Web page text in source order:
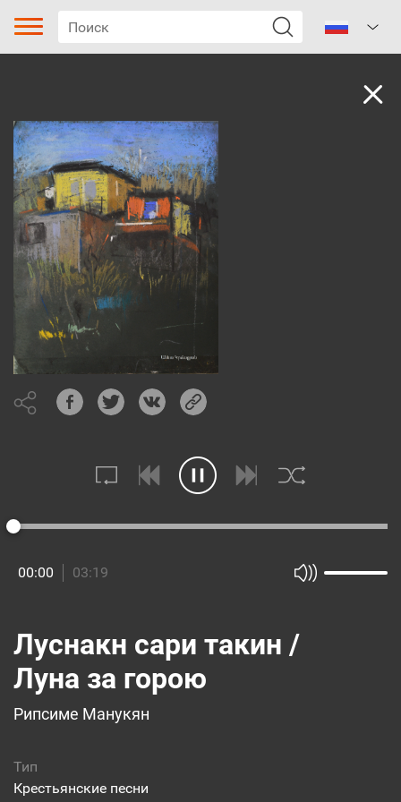
Тип песни
Жанр
Поджанр
Регион
Автор
Исполнитель
Аудио
Им хоротик яр / Моя милая, пригожая
Бош базргян / Коробейник
Этнографический ансамбль "Акунк"
00:00 03:19
Луснакн сари такин /
Луна за горою
Рипсиме Манукян
Тип
Крестьянские песни